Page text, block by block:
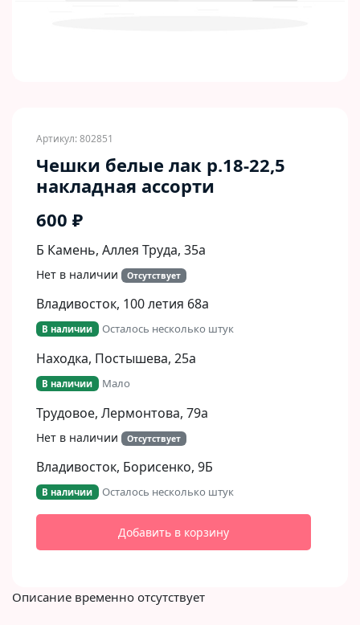
Артикул: 802851
Чешки белые лак р.18-22,5
накладная ассорти
600 ₽
Б Камень, Аллея Труда, 35а
Нет в наличии Отсутствует
Владивосток, 100 летия 68а
В наличии Осталось несколько штук
Находка, Постышева, 25а
В наличии Мало
Трудовое, Лермонтова, 79а
Нет в наличии Отсутствует
Владивосток, Борисенко, 9Б​
В наличии Осталось несколько штук
Добавить в корзину
Описание временно отсутствует